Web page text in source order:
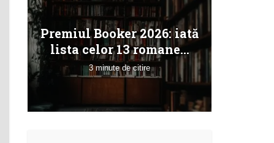
Premiul Booker 2026: iată
lista celor 13 romane...
3 minute de citire